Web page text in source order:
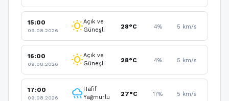
15:00
09.08.2026 wb_sunnyAçık ve
Güneşli
28°C 4% 5 km/s
16:00
09.08.2026 wb_sunnyAçık ve
Güneşli
28°C 4% 5 km/s
17:00
09.08.2026 rainy Hafif
Yağmurlu
27°C 17% 5 km/s